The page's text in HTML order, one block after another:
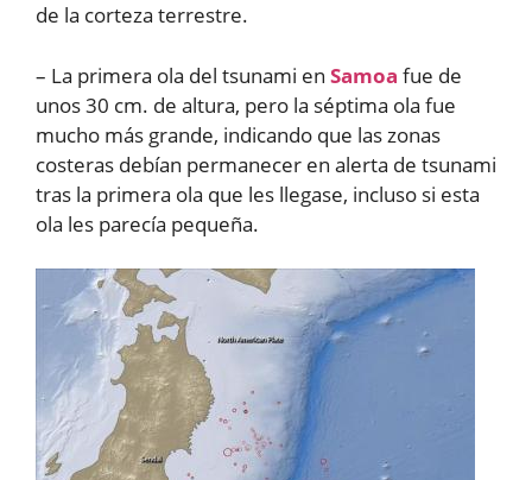
de la corteza terrestre.
– La primera ola del tsunami en Samoa fue de
unos 30 cm. de altura, pero la séptima ola fue
mucho más grande, indicando que las zonas
costeras debían permanecer en alerta de tsunami
tras la primera ola que les llegase, incluso si esta
ola les parecía pequeña.